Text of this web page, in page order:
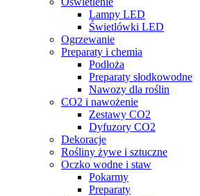
Lampy LED
Świetlówki LED
Ogrzewanie
Preparaty i chemia
Podłoża
Preparaty słodkowodne
Nawozy dla roślin
CO2 i nawożenie
Zestawy CO2
Dyfuzory CO2
Dekoracje
Rośliny żywe i sztuczne
Oczko wodne i staw
Pokarmy
Preparaty